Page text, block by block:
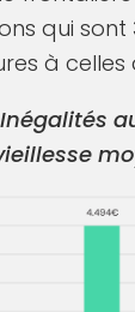
qui sont
à celles